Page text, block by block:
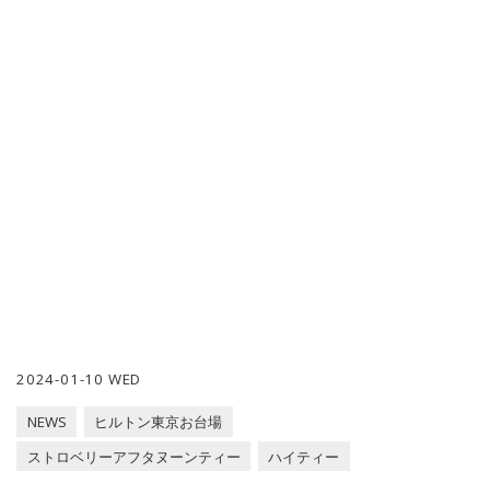
2024-01-10 WED
NEWS
ヒルトン東京お台場
ストロベリーアフタヌーンティー
ハイティー